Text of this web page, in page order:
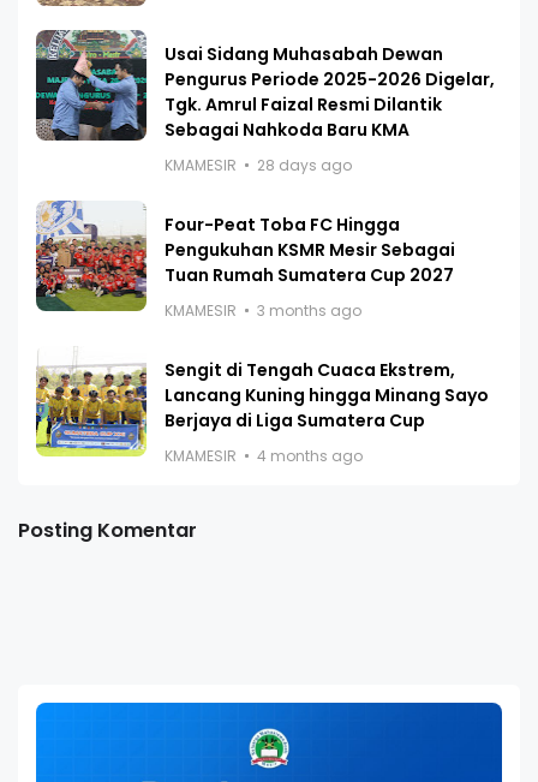
Usai Sidang Muhasabah Dewan
Pengurus Periode 2025-2026 Digelar,
Tgk. Amrul Faizal Resmi Dilantik
Sebagai Nahkoda Baru KMA
KMAMESIR 28 days ago
Four-Peat Toba FC Hingga
Pengukuhan KSMR Mesir Sebagai
Tuan Rumah Sumatera Cup 2027
KMAMESIR 3 months ago
Sengit di Tengah Cuaca Ekstrem,
Lancang Kuning hingga Minang Sayo
Berjaya di Liga Sumatera Cup
KMAMESIR 4 months ago
Posting Komentar